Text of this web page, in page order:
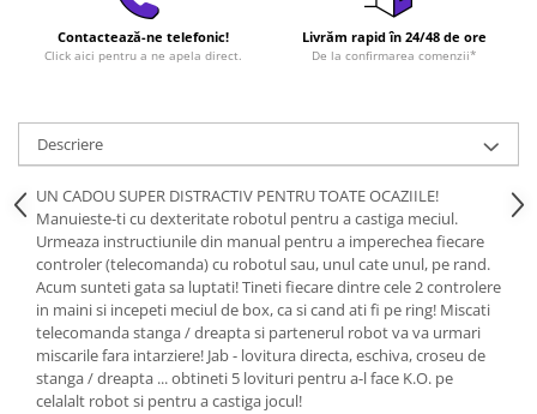
Contactează-ne telefonic!
Click aici pentru a ne apela direct.
Livrăm rapid în 24/48 de ore
De la confirmarea comenzii*
Descriere
UN CADOU SUPER DISTRACTIV PENTRU TOATE OCAZIILE!
Manuieste-ti cu dexteritate robotul pentru a castiga meciul.
Urmeaza instructiunile din manual pentru a imperechea fiecare
controler (telecomanda) cu robotul sau, unul cate unul, pe rand.
Acum sunteti gata sa luptati! Tineti fiecare dintre cele 2 controlere
in maini si incepeti meciul de box, ca si cand ati fi pe ring! Miscati
telecomanda stanga / dreapta si partenerul robot va va urmari
miscarile fara intarziere! Jab - lovitura directa, eschiva, croseu de
stanga / dreapta ... obtineti 5 lovituri pentru a-l face K.O. pe
celalalt robot si pentru a castiga jocul!